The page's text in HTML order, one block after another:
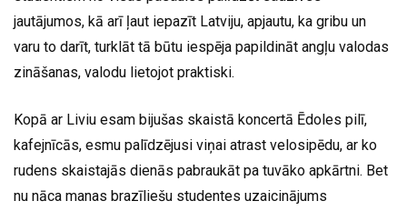
jautājumos, kā arī ļaut iepazīt Latviju, apjautu, ka gribu un
varu to darīt, turklāt tā būtu iespēja papildināt angļu valodas
zināšanas, valodu lietojot praktiski.
Kopā ar Liviu esam bijušas skaistā koncertā Ēdoles pilī,
kafejnīcās, esmu palīdzējusi viņai atrast velosipēdu, ar ko
rudens skaistajās dienās pabraukāt pa tuvāko apkārtni. Bet
nu nāca manas brazīliešu studentes uzaicinājums